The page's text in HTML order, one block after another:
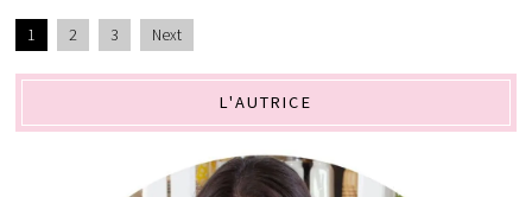
1 2 3 Next
L'AUTRICE